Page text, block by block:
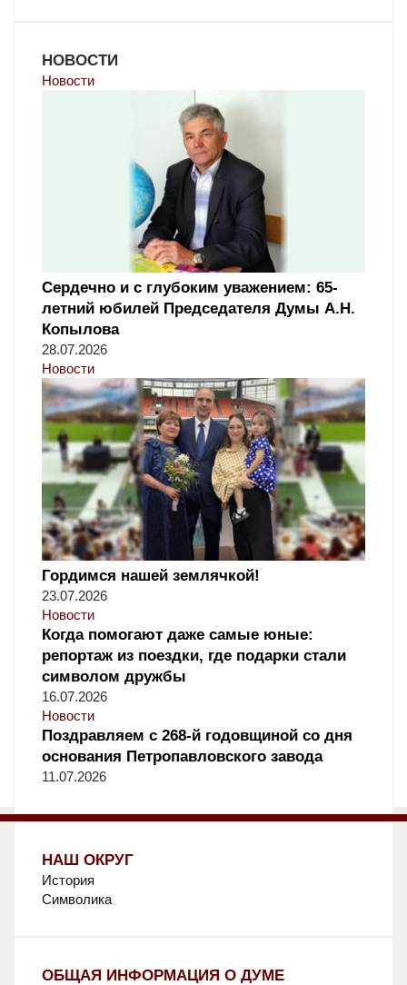
НОВОСТИ
Новости
Сердечно и с глубоким уважением: 65-
летний юбилей Председателя Думы А.Н.
Копылова
28.07.2026
Новости
Гордимся нашей землячкой!
23.07.2026
Новости
Когда помогают даже самые юные:
репортаж из поездки, где подарки стали
символом дружбы
16.07.2026
Новости
Поздравляем с 268-й годовщиной со дня
основания Петропавловского завода
11.07.2026
НАШ ОКРУГ
История
Символика
ОБЩАЯ ИНФОРМАЦИЯ О ДУМЕ